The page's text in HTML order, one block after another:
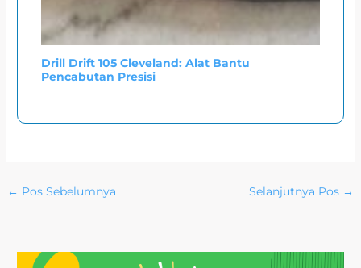
Drill Drift 105 Cleveland: Alat Bantu
Pencabutan Presisi
← Pos Sebelumnya Selanjutnya Pos →